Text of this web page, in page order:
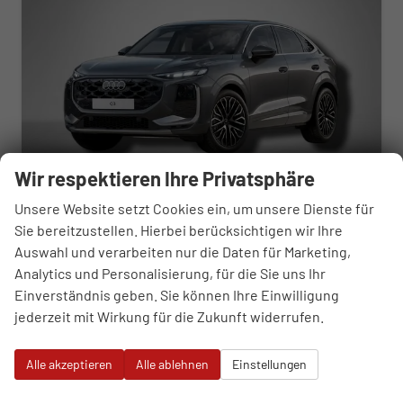
Audi Q3
S line 2.0 TSI 7-Gang DSG
sofort lieferbar Neuwagen
Daytonagrau Perleffekt
Leistung 195 kW (265 PS) Kilometerstand 50 km
58.490,– €
Wir respektieren Ihre Privatsphäre
Unsere Website setzt Cookies ein, um unsere Dienste für
Sie bereitzustellen. Hierbei berücksichtigen wir Ihre
Auswahl und verarbeiten nur die Daten für Marketing,
Analytics und Personalisierung, für die Sie uns Ihr
Einverständnis geben. Sie können Ihre Einwilligung
jederzeit mit Wirkung für die Zukunft widerrufen.
Alle akzeptieren Alle ablehnen Einstellungen